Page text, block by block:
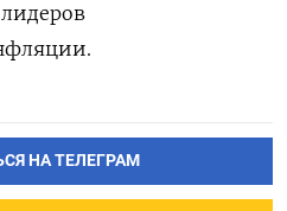
НА ТЕЛЕГРАМ